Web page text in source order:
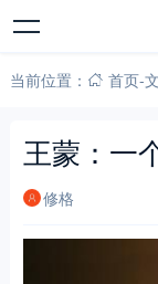
当前位置： 首页-
王蒙：一
修格